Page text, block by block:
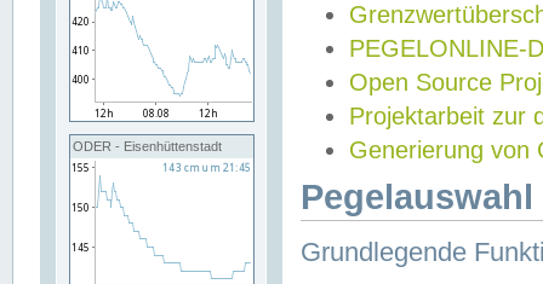
ODER - Eisenhüttenstadt
PEGELONLINE-
Open Source
Projektarbeit zur
Generierung von
Grundlegende